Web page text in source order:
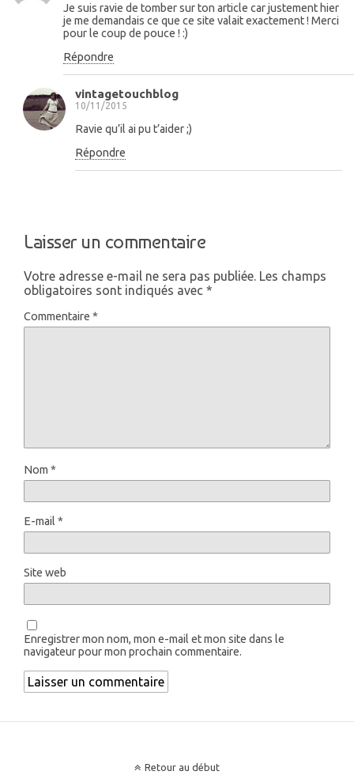
Je suis ravie de tomber sur ton article car justement hier
je me demandais ce que ce site valait exactement ! Merci
pour le coup de pouce ! :)
Répondre
vintagetouchblog
10/11/2015
Ravie qu’il ai pu t’aider ;)
Répondre
Laisser un commentaire
Votre adresse e-mail ne sera pas publiée. Les champs
obligatoires sont indiqués avec *
Commentaire *
Nom *
E-mail *
Site web
Enregistrer mon nom, mon e-mail et mon site dans le
navigateur pour mon prochain commentaire.
Retour au début